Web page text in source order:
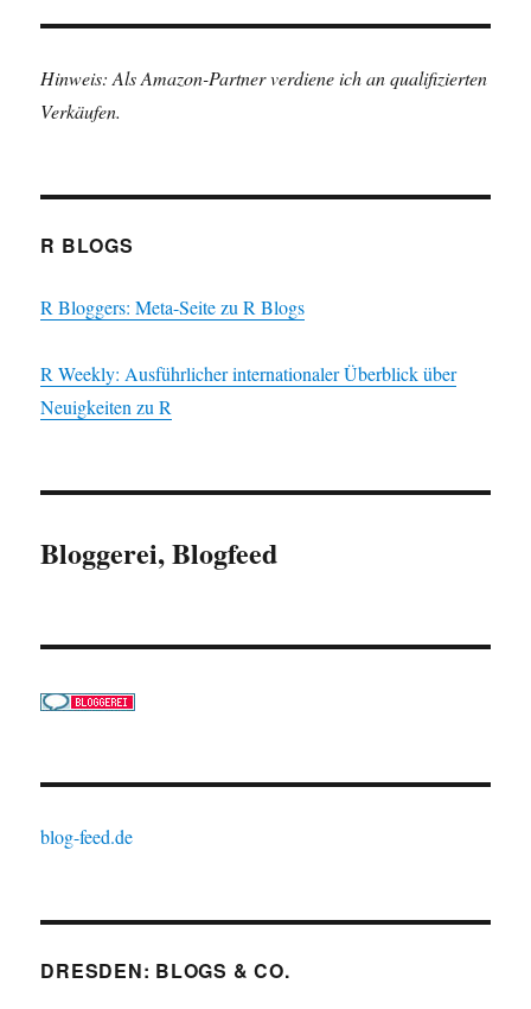
Hinweis: Als Amazon-Partner verdiene ich an qualifizierten
Verkäufen.
R BLOGS
R Bloggers: Meta-Seite zu R Blogs
R Weekly: Ausführlicher internationaler Überblick über
Neuigkeiten zu R
Bloggerei, Blogfeed
blog-feed.de
DRESDEN: BLOGS & CO.